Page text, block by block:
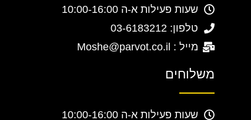
שעות פעילות א-ה 10:00-16:00
טלפון: 03-6183212
מייל : Moshe@parvot.co.il
משלוחים
שעות פעילות א-ה 10:00-16:00